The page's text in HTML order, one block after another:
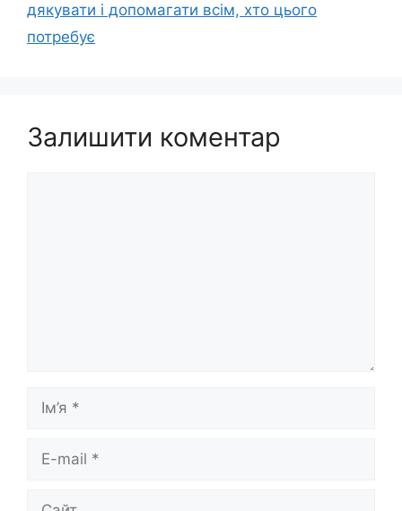
дякувати і допомагати всім, хто цього
потребує
Залишити коментар
Ім’я
Сайт